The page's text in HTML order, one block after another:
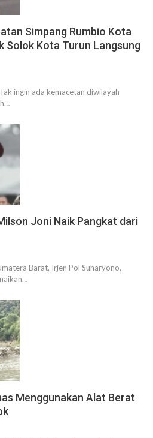
Simpang Rumbio Kota
Solok Kota Turun Langsung
ingin ada kemacetan diwilayah
Joni Naik Pangkat dari
Barat, Irjen Pol Suharyono,
Menggunakan Alat Berat